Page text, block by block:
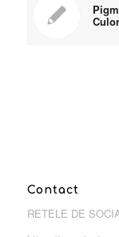
Contact
RETELE DE